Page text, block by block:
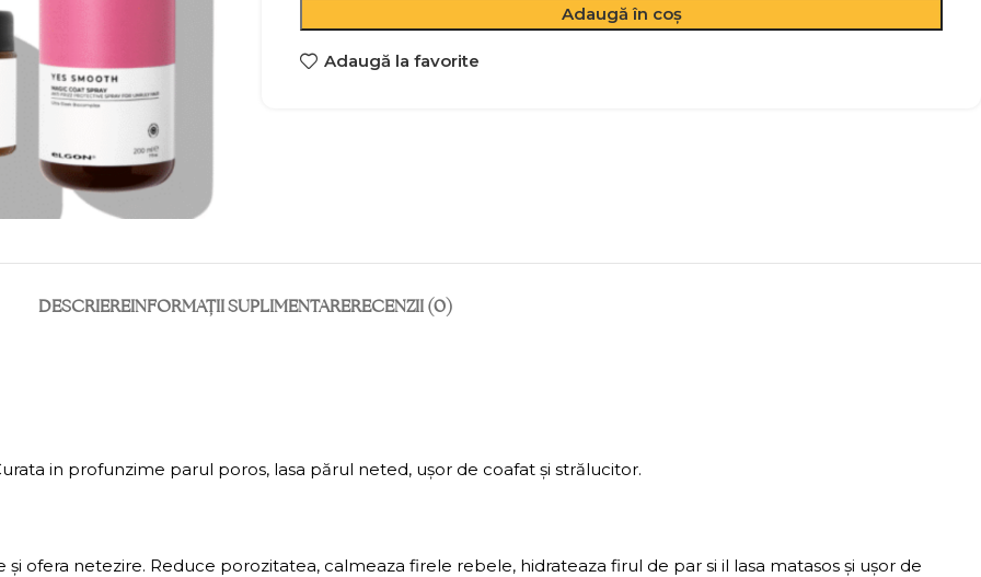
Adaugă în coș
Adaugă la favorite
DESCRIEREINFORMAȚII SUPLIMENTARERECENZII (0)
in profunzime parul poros, lasa părul neted, ușor de coafat și strălucitor.
ofera netezire. Reduce porozitatea, calmeaza firele rebele, hidrateaza firul de par si il lasa matasos și ușor de